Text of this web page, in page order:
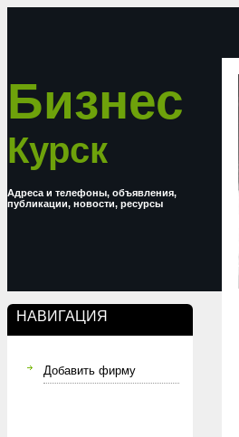
Бизнес
Курск
Адреса и телефоны, объявления,
публикации, новости, ресурсы
НАВИГАЦИЯ
Добавить фирму